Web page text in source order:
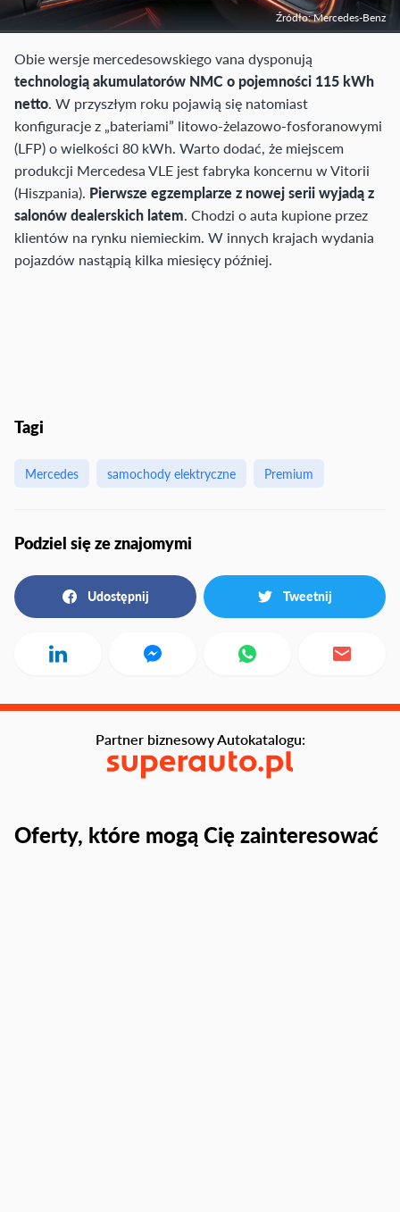
Źródło: Mercedes-Benz
Obie wersje mercedesowskiego vana dysponują
technologią akumulatorów NMC o pojemności 115 kWh
netto. W przyszłym roku pojawią się natomiast
konfiguracje z „bateriami” litowo-żelazowo-fosforanowymi
(LFP) o wielkości 80 kWh. Warto dodać, że miejscem
produkcji Mercedesa VLE jest fabryka koncernu w Vitorii
(Hiszpania). Pierwsze egzemplarze z nowej serii wyjadą z
salonów dealerskich latem. Chodzi o auta kupione przez
klientów na rynku niemieckim. W innych krajach wydania
pojazdów nastąpią kilka miesięcy później.
Tagi
Mercedes samochody elektryczne Premium
Podziel się ze znajomymi
Udostępnij Tweetnij
Oferty, które mogą Cię zainteresować
Partner biznesowy Autokatalogu: